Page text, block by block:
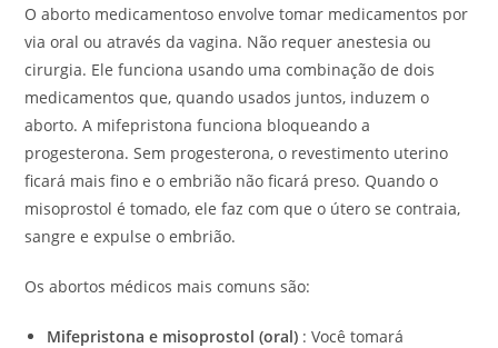
O aborto medicamentoso envolve tomar medicamentos por
via oral ou através da vagina. Não requer anestesia ou
cirurgia. Ele funciona usando uma combinação de dois
medicamentos que, quando usados ​​juntos, induzem o
aborto. A mifepristona funciona bloqueando a
progesterona. Sem progesterona, o revestimento uterino
ficará mais fino e o embrião não ficará preso. Quando o
misoprostol é tomado, ele faz com que o útero se contraia,
sangre e expulse o embrião.
Os abortos médicos mais comuns são:
Mifepristona e misoprostol (oral) : Você tomará